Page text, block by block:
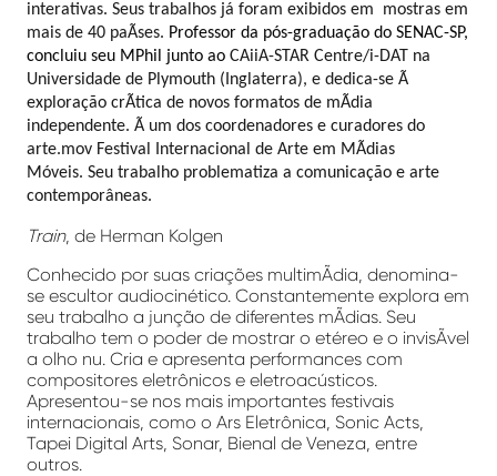
interativas. Seus trabalhos já foram exibidos em mostras em
mais de 40 paÃ­ses. Professor da pós-graduação do SENAC-SP,
concluiu seu MPhil junto ao CAiiA-STAR Centre/i-DAT na
Universidade de Plymouth (Inglaterra), e dedica-se Ã
exploração crÃ­tica de novos formatos de mÃ­dia
independente. Ã um dos coordenadores e curadores do
arte.mov Festival Internacional de Arte em MÃ­dias
Móveis. Seu trabalho problematiza a comunicação e arte
contemporâneas.
Train, de Herman Kolgen
Conhecido por suas criações multimÃ­dia, denomina-
se escultor audiocinético. Constantemente explora em
seu trabalho a junção de diferentes mÃ­dias. Seu
trabalho tem o poder de mostrar o etéreo e o invisÃ­vel
a olho nu. Cria e apresenta performances com
compositores eletrônicos e eletroacústicos.
Apresentou-se nos mais importantes festivais
internacionais, como o Ars Eletrônica, Sonic Acts,
Tapei Digital Arts, Sonar, Bienal de Veneza, entre
outros.